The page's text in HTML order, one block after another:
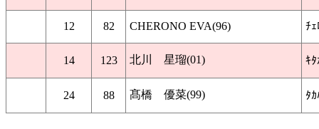
12 82 CHERONO EVA(96) ﾁ
14 123 北川 星瑠(01) ｷﾀ
24 88 髙橋 優菜(99) ﾀ